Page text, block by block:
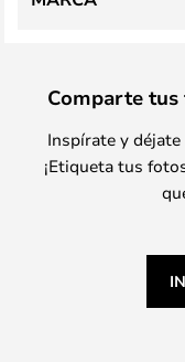
Comparte tus
Inspírate y
¡Etiqueta tus